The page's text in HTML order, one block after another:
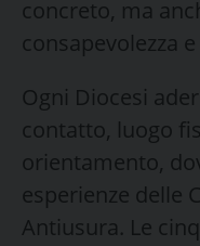
concreto, ma
consapevolezza
Ogni Diocesi
contatto, luogo
orientamento,
esperienze delle
Antiusura. Le